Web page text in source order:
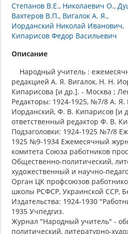
Степанов В.Е. Николаевич О.
Вахтеров В.П. Вигалок А. Я.
Иорданский Николай Иванович
Кипарисов Федор Васильевич
Описание
Народный учитель :
редакцией А. Я. Вигалок, Н. Н.
Кипарисова [и др.]. - Москва ;
Редакторы: 1924-1925, №7/8 А. Я.
Иорданский, Ф. В. Кипарисов [и
ответственный редактор Ф. В.
Подзаголовки: 1924-1925 №7/8
1925 №9-1934 Ежемесячный
комитета Союза работников
Общественно-политический,
художественный и научно-
Орган ЦК профсоюзов
школы РСФСР, Украинской ССР,
Издательства: 1924-1930
1935 Учпедгиз.
Журнал "Народный учитель" -
политический, литературно-